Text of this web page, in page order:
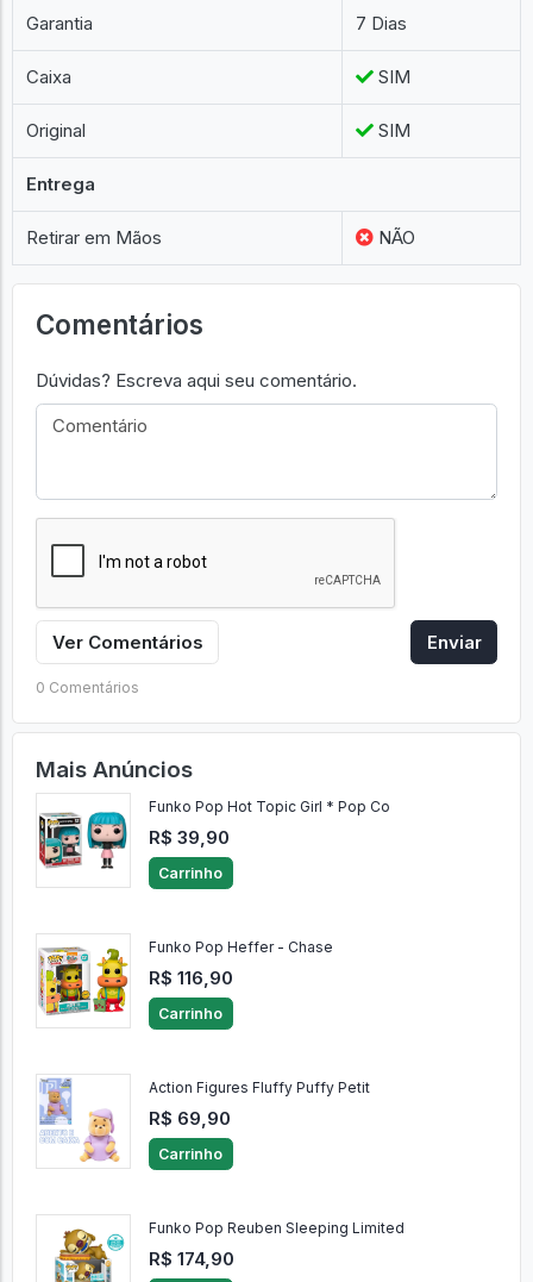
Garantia 7 Dias
Caixa SIM
Original SIM
Entrega
Retirar em Mãos NÃO
Comentários
Dúvidas? Escreva aqui seu comentário.
Ver Comentários Enviar
0 Comentários
Mais Anúncios
Funko Pop Hot Topic Girl * Pop Co
R$ 39,90
Carrinho
Funko Pop Heffer - Chase
R$ 116,90
Carrinho
Action Figures Fluffy Puffy Petit
R$ 69,90
Carrinho
Funko Pop Reuben Sleeping Limited
R$ 174,90